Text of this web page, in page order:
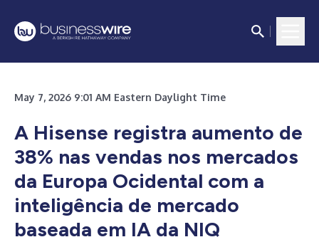
May 7, 2026 9:01 AM Eastern Daylight Time
A Hisense registra aumento de
38% nas vendas nos mercados
da Europa Ocidental com a
inteligência de mercado
baseada em IA da NIQ